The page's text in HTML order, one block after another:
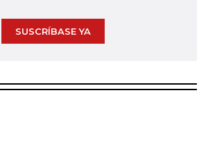
SUSCRÍBASE YA